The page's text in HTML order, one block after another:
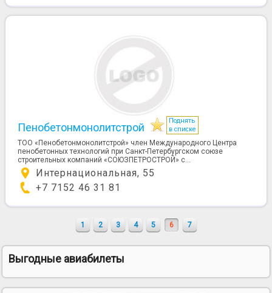
Пенобетонмонолитстрой
Поднять
в списке
ТОО «Пенобетонмонолитстрой» член Международного Центра
пенобетонных технологий при Санкт-Петербургском союзе
строительных компаний «СОЮЗПЕТРОСТРОЙ» c...
Интернациональная, 55
+7 7152 46 31 81
1 2 3 4 5 6 7
Выгодные авиабилеты